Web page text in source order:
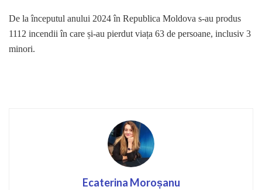
De la începutul anului 2024 în Republica Moldova s-au produs
1112 incendii în care și-au pierdut viața 63 de persoane, inclusiv 3
minori.
Ecaterina Moroșanu